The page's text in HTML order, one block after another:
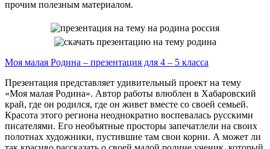
прочим полезным материалом.
Моя малая Родина – презентация для 4 – 5 класса
Презентация представляет удивительный проект на тему
«Моя малая Родина». Автор работы влюблен в Хабаровский
край, где он родился, где он живет вместе со своей семьей.
Красота этого региона неоднократно воспевалась русскими
писателями. Его необъятные просторы запечатлели на своих
полотнах художники, пустившие там свои корни. А может ли